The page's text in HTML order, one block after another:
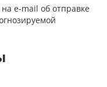
e-mail об отправке